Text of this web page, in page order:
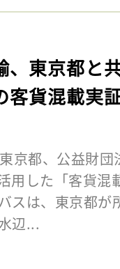
、東京都と
客貨混載実
京都、公益財団
用した「客貨混
スは、東京都が
辺...